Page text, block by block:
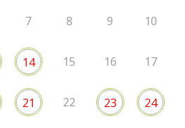
7 8 9 10
14 15 16 17
21 22 23 24